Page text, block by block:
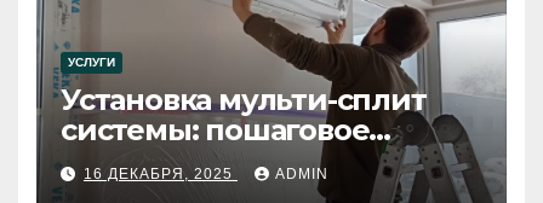
УСЛУГИ
Установка мульти-сплит
системы: пошаговое
руководство
16 ДЕКАБРЯ, 2025 ADMIN